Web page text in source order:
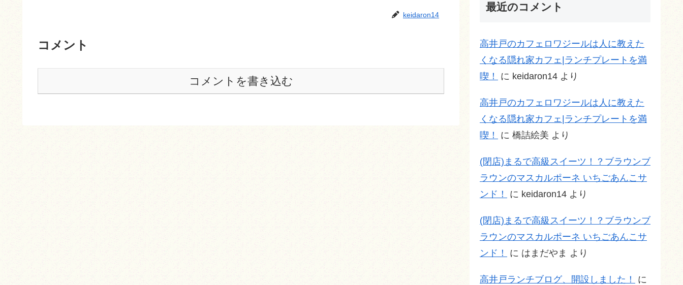
keidaron14
コメント
コメントを書き込む
最近のコメント
高井戸のカフェロワジールは人に教えた
くなる隠れ家カフェ|ランチプレートを満
喫！
に keidaron14 より
高井戸のカフェロワジールは人に教えた
くなる隠れ家カフェ|ランチプレートを満
喫！
に 橋詰絵美 より
(閉店)まるで高級スイーツ！？ブラウンブ
ラウンのマスカルポーネ いちごあんこサ
ンド！
に keidaron14 より
(閉店)まるで高級スイーツ！？ブラウンブ
ラウンのマスカルポーネ いちごあんこサ
ンド！
に はまだやま より
高井戸ランチブログ、開設しました！
に